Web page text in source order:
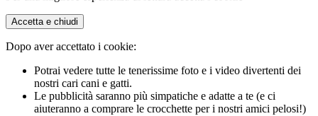
Accetta e chiudi
Dopo aver accettato i cookie:
Potrai vedere tutte le tenerissime foto e i video divertenti dei
nostri cari cani e gatti.
Le pubblicità saranno più simpatiche e adatte a te (e ci
aiuteranno a comprare le crocchette per i nostri amici pelosi!)